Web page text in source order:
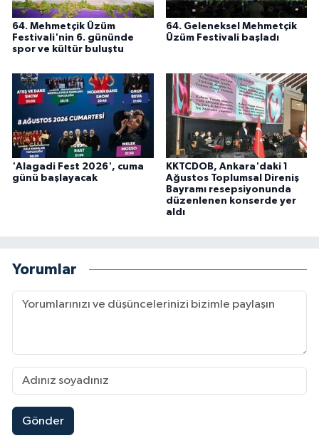
64. Mehmetçik Üzüm
Festivali'nin 6. gününde
spor ve kültür buluştu
64. Geleneksel Mehmetçik
Üzüm Festivali başladı
'Alagadi Fest 2026', cuma
günü başlayacak
KKTCDOB, Ankara'daki 1
Ağustos Toplumsal Direniş
Bayramı resepsiyonunda
düzenlenen konserde yer
aldı
Yorumlar
Gönder